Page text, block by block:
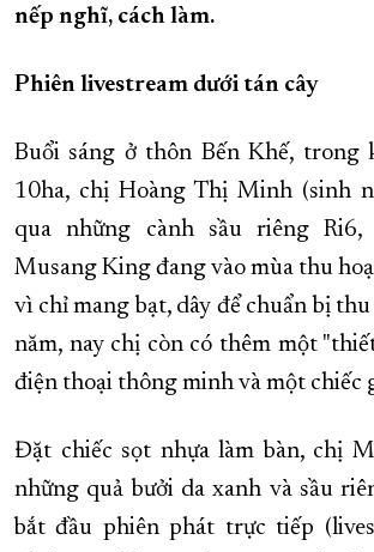
nếp nghĩ, cách làm.
Phiên livestream dưới tán cây
Buổi sáng ở thôn Bến Khế, trong
10ha, chị Hoàng Thị Minh (sinh
qua những cành sầu riêng
Musang King đang vào mùa thu
vì chỉ mang bạt, dây để chuẩn bị
năm, nay chị còn có thêm một
điện thoại thông minh và một chiếc
Đặt chiếc sọt nhựa làm bàn, chị
những quả bưởi da xanh và sầu
bắt đầu phiên phát trực tiếp